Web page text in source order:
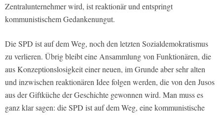
Zentralunternehmer wird, ist reaktionär und entspringt
kommunistischem Gedankenungut.
Die SPD ist auf dem Weg, noch den letzten Sozialdemokratismus
zu verlieren. Übrig bleibt eine Ansammlung von Funktionären, die
aus Konzeptionslosigkeit einer neuen, im Grunde aber sehr alten
und inzwischen reaktionären Idee folgen werden, die von den Jusos
aus der Giftküche der Geschichte gewonnen wird. Man muss es
ganz klar sagen: die SPD ist auf dem Weg, eine kommunistische